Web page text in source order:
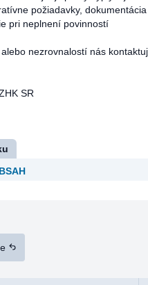
požiadavky,
pri neplnení povinností
nezrovnalostí nás
SR